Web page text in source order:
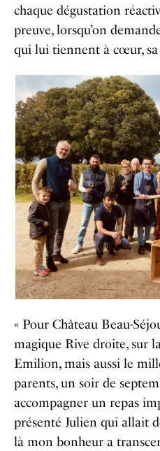
chaque dégustation
preuve, lorsqu’on
qui lui tiennent à cœur, sa
« Pour Château Beau-
magique Rive droite, sur
Emilion, mais aussi le
parents, un soir de
accompagner un repas
présenté Julien qui allait
là mon bonheur a